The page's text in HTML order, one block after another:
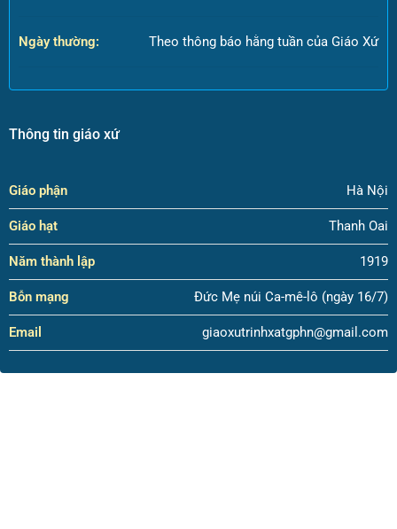
Ngày thường: Theo thông báo hằng tuần của Giáo Xứ
Thông tin giáo xứ
Giáo phận Hà Nội
Giáo hạt Thanh Oai
Năm thành lập 1919
Bỗn mạng Đức Mẹ núi Ca-mê-lô (ngày 16/7)
Email giaoxutrinhxatgphn@gmail.com